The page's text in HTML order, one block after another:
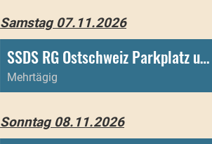
Samstag 07.11.2026
SSDS RG Ostschweiz Parkplatz und Toiletten
Mehrtägig
Sonntag 08.11.2026